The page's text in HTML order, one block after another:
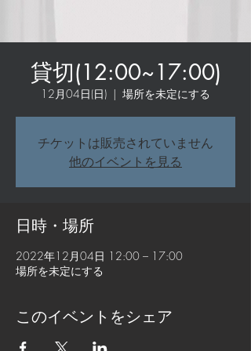
貸切(12:00~17:00)
12月04日(日)
  |
場所を未定にする
チケットは販売されていません
他のイベントを見る
日時・場所
2022年12月04日 12:00 – 17:00
場所を未定にする
このイベントをシェア